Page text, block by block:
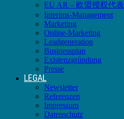
EU AR – 欧盟授权代表
Interims-Management
Marketing
Online-Marketing
Leadgeneration
Businessplan
Existenzgründung
Presse
LEGAL
Newsletter
Referenzen
Impressum
Datenschutz